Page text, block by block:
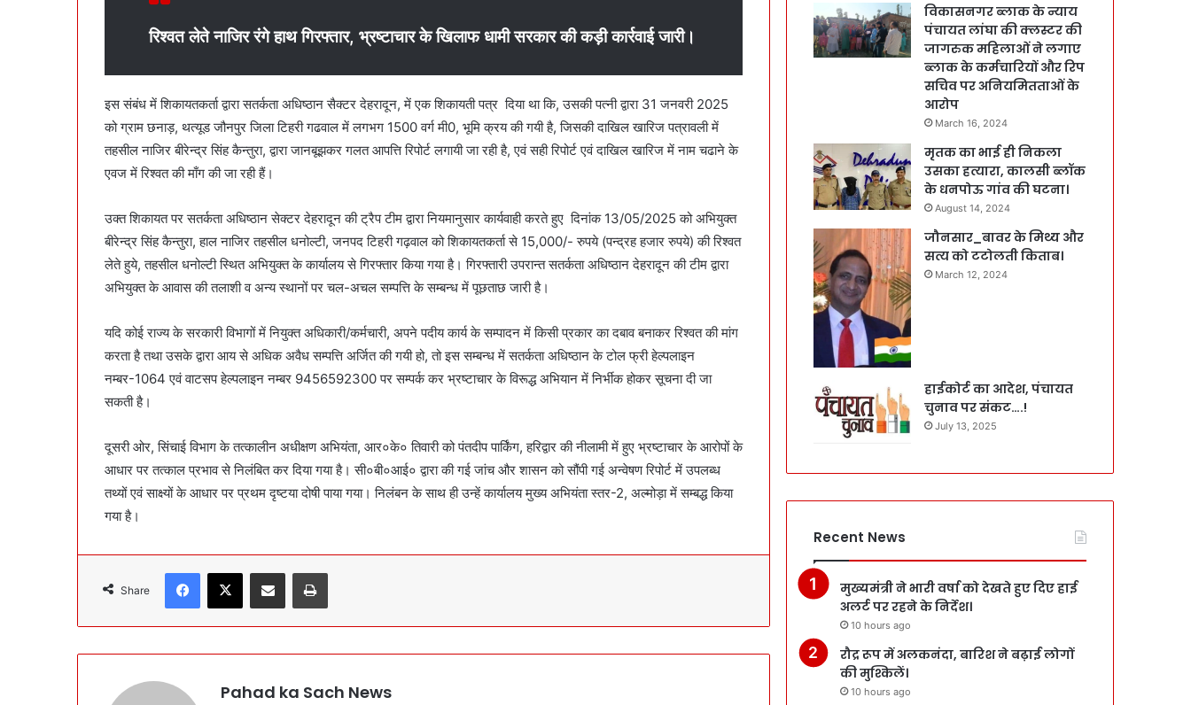
रिश्वत लेते नाजिर रंगे हाथ गिरफ्तार, भ्रष्टाचार के खिलाफ धामी सरकार की कड़ी कार्रवाई जारी।
इस संबंध में शिकायतकर्ता द्वारा सतर्कता अधिष्ठान सैक्टर देहरादून, में एक शिकायती पत्र दिया था कि, उसकी पत्नी द्वारा 31 जनवरी 2025
को ग्राम छनाड़, थत्यूड जौनपुर जिला टिहरी गढवाल में लगभग 1500 वर्ग मी0, भूमि क्रय की गयी है, जिसकी दाखिल खारिज पत्रावली में
तहसील नाजिर बीरेन्द्र सिंह कैन्तुरा, द्वारा जानबूझकर गलत आपत्ति रिपोर्ट लगायी जा रही है, एवं सही रिपोर्ट एवं दाखिल खारिज में नाम चढाने के
एवज में रिश्वत की माँग की जा रही हैं।
उक्त शिकायत पर सतर्कता अधिष्ठान सेक्टर देहरादून की ट्रैप टीम द्वारा नियमानुसार कार्यवाही करते हुए दिनांक 13/05/2025 को अभियुक्त
बीरेन्द्र सिंह कैन्तुरा, हाल नाजिर तहसील धनोल्टी, जनपद टिहरी गढ़वाल को शिकायतकर्ता से 15,000/- रुपये (पन्द्रह हजार रुपये) की रिश्वत
लेते हुये, तहसील धनोल्टी स्थित अभियुक्त के कार्यालय से गिरफ्तार किया गया है। गिरफ्तारी उपरान्त सतर्कता अधिष्ठान देहरादून की टीम द्वारा
अभियुक्त के आवास की तलाशी व अन्य स्थानों पर चल-अचल सम्पत्ति के सम्बन्ध में पूछताछ जारी है।
यदि कोई राज्य के सरकारी विभागों में नियुक्त अधिकारी/कर्मचारी, अपने पदीय कार्य के सम्पादन में किसी प्रकार का दबाव बनाकर रिश्वत की मांग
करता है तथा उसके द्वारा आय से अधिक अवैध सम्पत्ति अर्जित की गयी हो, तो इस सम्बन्ध में सतर्कता अधिष्ठान के टोल फ्री हेल्पलाइन
नम्बर-1064 एवं वाटसप हेल्पलाइन नम्बर 9456592300 पर सम्पर्क कर भ्रष्टाचार के विरूद्ध अभियान में निर्भीक होकर सूचना दी जा
सकती है।
दूसरी ओर, सिंचाई विभाग के तत्कालीन अधीक्षण अभियंता, आर०के० तिवारी को पंतदीप पार्किंग, हरिद्वार की नीलामी में हुए भ्रष्टाचार के आरोपों के
आधार पर तत्काल प्रभाव से निलंबित कर दिया गया है। सी०बी०आई० द्वारा की गई जांच और शासन को सौंपी गई अन्वेषण रिपोर्ट में उपलब्ध
तथ्यों एवं साक्ष्यों के आधार पर प्रथम दृष्टया दोषी पाया गया। निलंबन के साथ ही उन्हें कार्यालय मुख्य अभियंता स्तर-2, अल्मोड़ा में सम्बद्ध किया
गया है।
Share
Pahad ka Sach News
विकासनगर ब्लाक के न्याय
पंचायत लांघा की क्लस्टर की
जागरुक महिलाओं ने लगाए
ब्लाक के कर्मचारियों और रिप
सचिव पर अनियमितताओं के
आरोप
March 16, 2024
मृतक का भाई ही निकला
उसका हत्यारा, कालसी ब्लॉक
के धनपोऊ गांव की घटना।
August 14, 2024
जौनसार_बावर के मिथ्य और
सत्य को टटोलती किताब।
March 12, 2024
हाईकोर्ट का आदेश, पंचायत
चुनाव पर संकट….!
July 13, 2025
Recent News
मुख्यमंत्री ने भारी वर्षा को देखते हुए दिए हाई
अलर्ट पर रहने के निर्देश।
10 hours ago
रौद्र रूप में अलकनंदा, बारिश ने बढ़ाई लोगों
की मुश्किलें।
10 hours ago